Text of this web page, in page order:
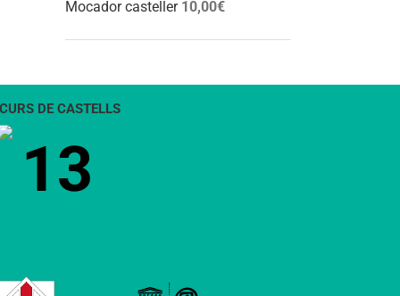
Mocador casteller 10,00€
DE CASTELLS
13